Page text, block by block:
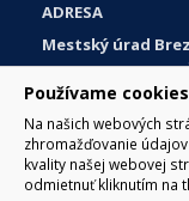
Používame cookies
Na našich webových
zhromažďovanie
kvality našej webovej
odmietnuť kliknutím na
ADRESA
Mestský úrad
Námestie gen. M.
977 01 Brezno
Slovakia (Slovak